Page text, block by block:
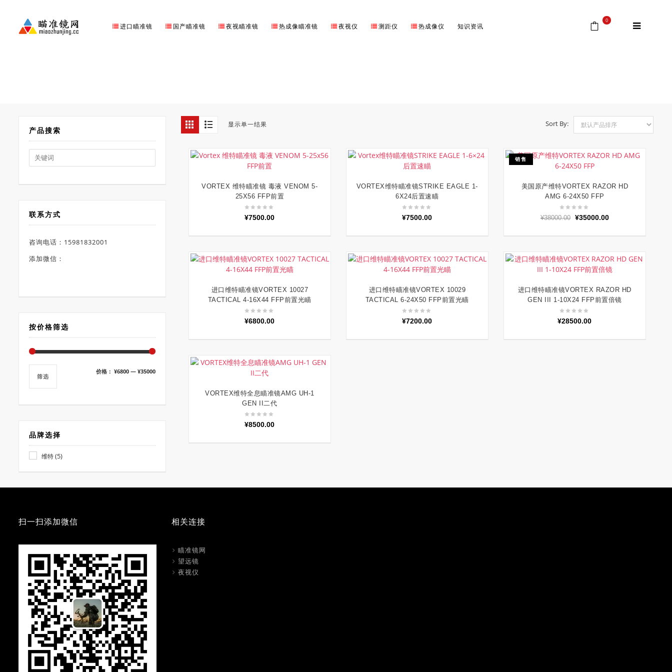
进口瞄准镜 国产瞄准镜 夜视瞄准镜 热成像瞄准镜 夜视仪 测距仪 热成像仪 知识资讯
0
产品搜索
Search
for:
联系方式
咨询电话：15981832001
添加微信：
按价格筛选
最最
筛选
价格： ¥6800 — ¥35000
品牌选择
维特(5)
显示单一结果 Sort By:
加入购物车
VORTEX 维特瞄准镜 毒液 VENOM 5-
25X56 FFP前置
¥7500.00
加入购物车
VORTEX维特瞄准镜STRIKE EAGLE 1-
6X24后置速瞄
¥7500.00
销售
阅读更多
美国原产维特VORTEX RAZOR HD
AMG 6-24X50 FFP
¥38000.00
原
为：
¥35000.00当
价
为：
¥35000.00。
加入购物车
进口维特瞄准镜VORTEX 10027
TACTICAL 4-16X44 FFP前置光瞄
¥6800.00
加入购物车
进口维特瞄准镜VORTEX 10029
TACTICAL 6-24X50 FFP前置光瞄
¥7200.00
加入购物车
进口维特瞄准镜VORTEX RAZOR HD
GEN III 1-10X24 FFP前置倍镜
¥28500.00
加入购物车
VORTEX维特全息瞄准镜AMG UH-1
GEN II二代
¥8500.00
扫一扫添加微信 相关连接
瞄准镜网
望远镜
夜视仪